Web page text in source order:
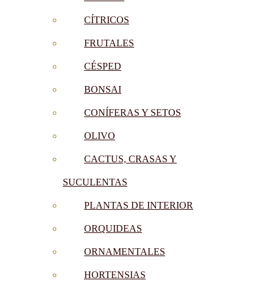
CÍTRICOS
FRUTALES
CÉSPED
BONSAI
CONÍFERAS Y SETOS
OLIVO
CACTUS, CRASAS Y
SUCULENTAS
PLANTAS DE INTERIOR
ORQUIDEAS
ORNAMENTALES
HORTENSIAS